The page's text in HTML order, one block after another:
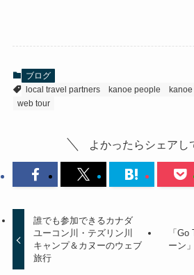
ブログ
local travel partners
kanoe people kanoe
web tour
よかったらシェアし
誰でも参加できるカナダ
ユーコン川・テズリン川
キャンプ＆カヌーのウェブ
旅行
「
ーン